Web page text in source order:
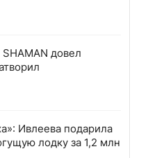
довел
Ивлеева подарила
лодку за 1,2 млн